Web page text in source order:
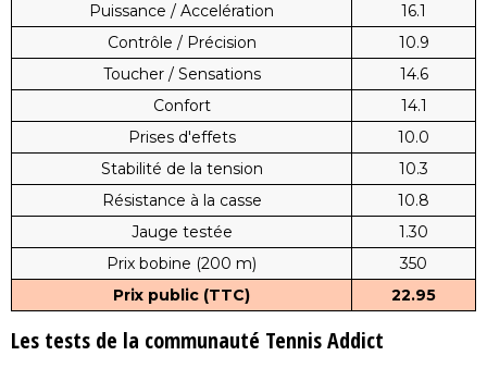
Puissance / Accelération
16.1
Contrôle / Précision
10.9
Toucher / Sensations
14.6
Confort
14.1
Prises d'effets
10.0
Stabilité de la tension
10.3
Résistance à la casse
10.8
Jauge testée
1.30
Prix bobine (200 m)
350
Prix public (TTC)
22.95
Les tests de la communauté Tennis Addict